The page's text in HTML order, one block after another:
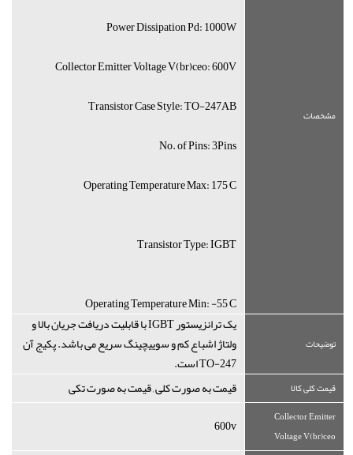
Power Dissipation Pd: 1000W
Collector Emitter Voltage V(br)ceo: 600V
Transistor Case Style: TO-247AB
No. of Pins: 3Pins
Operating Temperature Max: 175°C
Transistor Type: IGBT
Operating Temperature Min: -55°C
مشخصات
یک ترانزیستور IGBT با قابلیت دریافت جریان بالا و
ولتاژ اشباع کم و سوییچینگ سریع می باشد. پکیج آن
TO-247 است.
توضیحات
قیمت به صورت کلی , قیمت به صورت تکی قیمت کلی کالا
600v
Collector Emitter
Voltage V(br)ceo